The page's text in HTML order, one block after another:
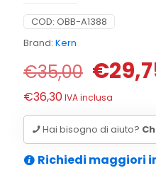
COD: OBB-A1388
Brand: Kern
€35,00 Il
prezzo
era:
€
€36,30IVA inclusa
Hai bisogno di aiuto?
Richiedi maggiori